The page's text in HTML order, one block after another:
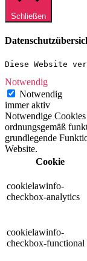
Schließen
Diese Website
Notwendig
Notwendig
immer aktiv
Notwendige
ordnungsgemäß
grundlegende
Website.
Cookie
cookielawinfo-
checkbox-analytics
cookielawinfo-
checkbox-functional